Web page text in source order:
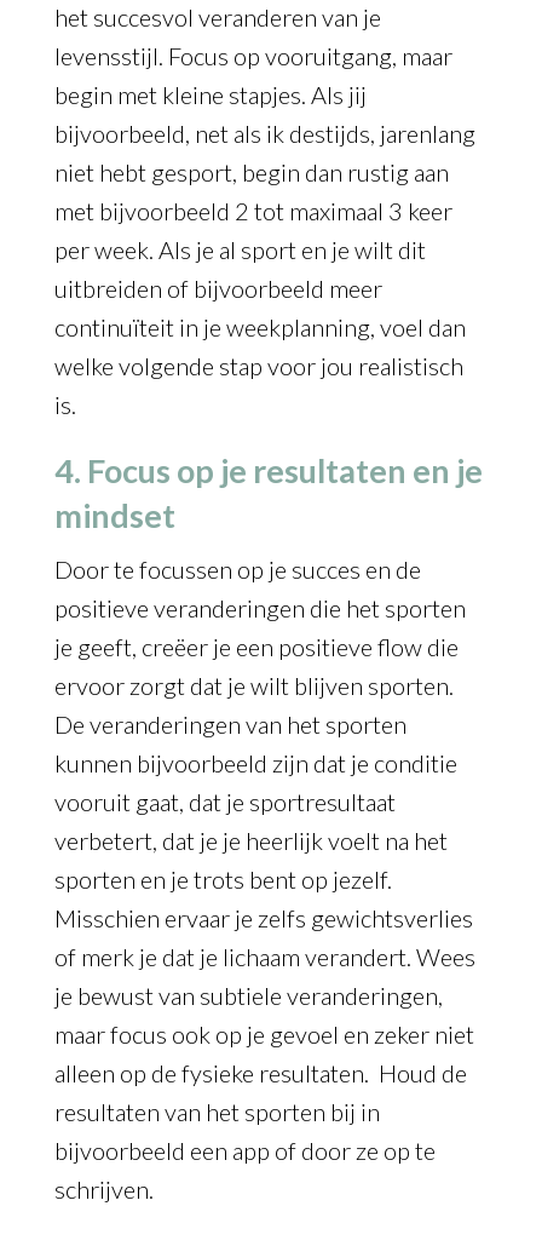
het succesvol veranderen van je
levensstijl. Focus op vooruitgang, maar
begin met kleine stapjes. Als jij
bijvoorbeeld, net als ik destijds, jarenlang
niet hebt gesport, begin dan rustig aan
met bijvoorbeeld 2 tot maximaal 3 keer
per week. Als je al sport en je wilt dit
uitbreiden of bijvoorbeeld meer
continuïteit in je weekplanning, voel dan
welke volgende stap voor jou realistisch
is.
4. Focus op je resultaten en je
mindset
Door te focussen op je succes en de
positieve veranderingen die het sporten
je geeft, creëer je een positieve flow die
ervoor zorgt dat je wilt blijven sporten.
De veranderingen van het sporten
kunnen bijvoorbeeld zijn dat je conditie
vooruit gaat, dat je sportresultaat
verbetert, dat je je heerlijk voelt na het
sporten en je trots bent op jezelf.
Misschien ervaar je zelfs gewichtsverlies
of merk je dat je lichaam verandert. Wees
je bewust van subtiele veranderingen,
maar focus ook op je gevoel en zeker niet
alleen op de fysieke resultaten. Houd de
resultaten van het sporten bij in
bijvoorbeeld een app of door ze op te
schrijven.